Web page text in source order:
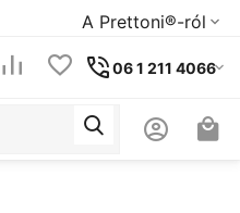
A Prettoni®-ról
06 1 211 4066